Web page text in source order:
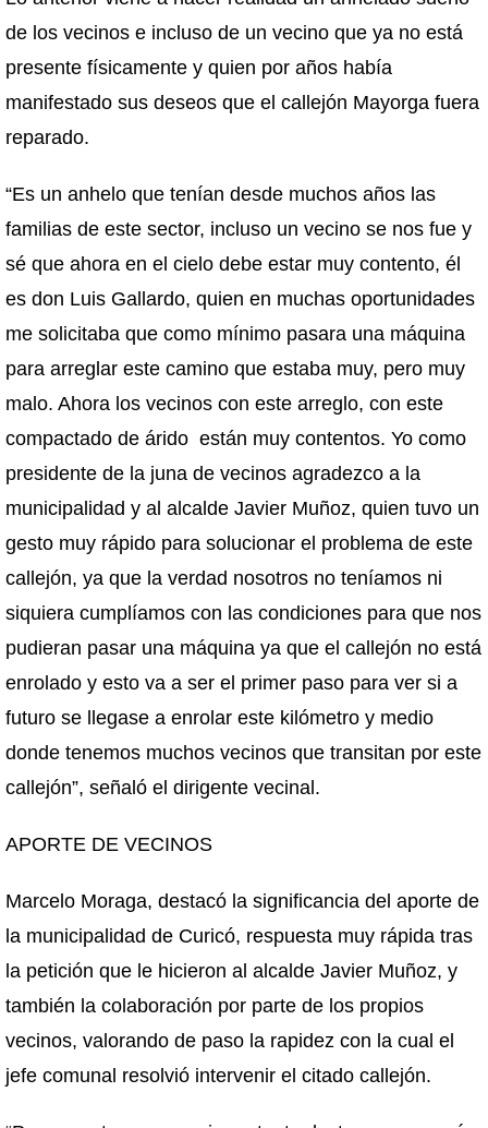
de los vecinos e incluso de un vecino que ya no está
presente físicamente y quien por años había
manifestado sus deseos que el callejón Mayorga fuera
reparado.
“Es un anhelo que tenían desde muchos años las
familias de este sector, incluso un vecino se nos fue y
sé que ahora en el cielo debe estar muy contento, él
es don Luis Gallardo, quien en muchas oportunidades
me solicitaba que como mínimo pasara una máquina
para arreglar este camino que estaba muy, pero muy
malo. Ahora los vecinos con este arreglo, con este
compactado de árido están muy contentos. Yo como
presidente de la juna de vecinos agradezco a la
municipalidad y al alcalde Javier Muñoz, quien tuvo un
gesto muy rápido para solucionar el problema de este
callejón, ya que la verdad nosotros no teníamos ni
siquiera cumplíamos con las condiciones para que nos
pudieran pasar una máquina ya que el callejón no está
enrolado y esto va a ser el primer paso para ver si a
futuro se llegase a enrolar este kilómetro y medio
donde tenemos muchos vecinos que transitan por este
callejón”, señaló el dirigente vecinal.
APORTE DE VECINOS
Marcelo Moraga, destacó la significancia del aporte de
la municipalidad de Curicó, respuesta muy rápida tras
la petición que le hicieron al alcalde Javier Muñoz, y
también la colaboración por parte de los propios
vecinos, valorando de paso la rapidez con la cual el
jefe comunal resolvió intervenir el citado callejón.